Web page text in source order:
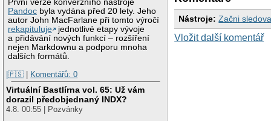
První verze konverzního nástroje
Pandoc byla vydána před 20 lety. Jeho
autor John MacFarlane při tomto výročí
rekapituluje
jednotlivé etapy vývoje
a přidávání nových funkcí – rozšíření
nejen Markdownu a podporu mnoha
dalších formátů.
|🇵🇸 | Komentářů: 0
Virtuální Bastlírna vol. 65: Už vám
dorazil předobjednaný INDX?
4.8. 00:55 | Pozvánky
Nástroje: Začni
Vložit další komentář